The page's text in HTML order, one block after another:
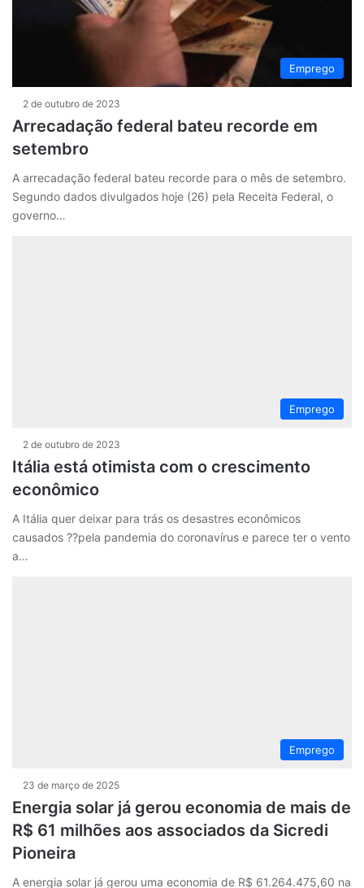
Emprego
2 de outubro de 2023
Arrecadação federal bateu recorde em
setembro
A arrecadação federal bateu recorde para o mês de setembro.
Segundo dados divulgados hoje (26) pela Receita Federal, o
governo…
Emprego
2 de outubro de 2023
Itália está otimista com o crescimento
econômico
A Itália quer deixar para trás os desastres econômicos
causados ??pela pandemia do coronavírus e parece ter o vento
a…
Emprego
23 de março de 2025
Energia solar já gerou economia de mais de
R$ 61 milhões aos associados da Sicredi
Pioneira
A energia solar já gerou uma economia de R$ 61.264.475,60 na